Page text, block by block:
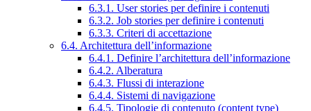
6.3.1. User stories per definire i contenuti
6.3.2. Job stories per definire i contenuti
6.3.3. Criteri di accettazione
6.4. Architettura dell’informazione
6.4.1. Definire l’architettura dell’informazione
6.4.2. Alberatura
6.4.3. Flussi di interazione
6.4.4. Sistemi di navigazione
6.4.5. Tipologie di contenuto (content type)